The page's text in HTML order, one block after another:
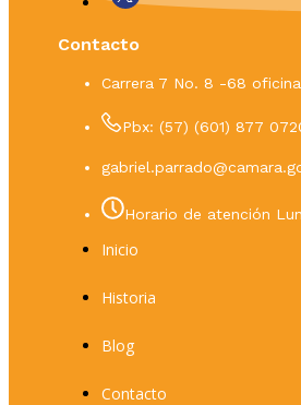
Contacto
Carrera 7 No. 8 -68
Pbx: (57) (601) 877
Horario de atención
Inicio
Historia
Blog
Contacto